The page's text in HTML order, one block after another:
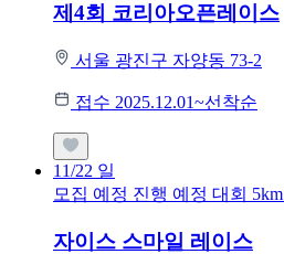
제4회 코리아오픈레이스
서울 광진구 자양동 73-2
접수 2025.12.01~선착순
11/22 일
모집 예정 진행 예정 대회 5km
자이스 스마일 레이스